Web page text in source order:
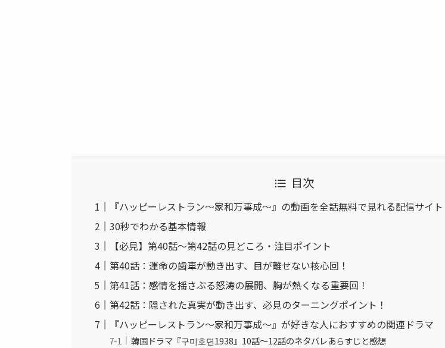
目次
『ハッピーレストラン～家和万事成～』の動画を全話無料で見れる配信サイト
30秒でわかる基本情報
【必見】第40話〜第42話の見どころ・注目ポイント
第40話：運命の歯車が動き出す、目が離せない核心回！
第41話：感情を揺さぶる怒涛の展開、胸が熱くなる重要回！
第42話：隠された真実が動き出す、必見のターニングポイント！
『ハッピーレストラン～家和万事成～』が好きな人におすすめの関連ドラマ
韓国ドラマ『구미호뎐1938』10話〜12話のネタバレあらすじと感想